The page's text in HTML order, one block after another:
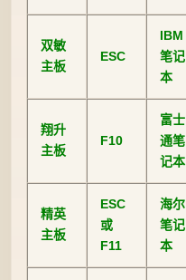
双敏
主板
ESC
IBM
笔记
本
翔升
主板
F10
富士
通笔
记本
精英
主板
ESC
或
F11
海尔
笔记
本